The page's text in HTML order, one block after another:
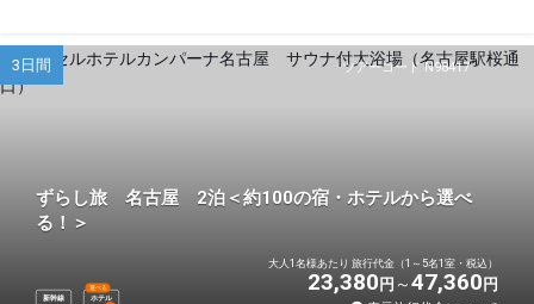
ツアーコード N98417
3日間
ずらし旅 名古屋 2泊＜約100の宿・ホテルから選べ
る！＞
新幹線 ホテル
選べる
大人1名様あたり 旅行代金（1～5名1室・税込）
23,380 円 47,360 円